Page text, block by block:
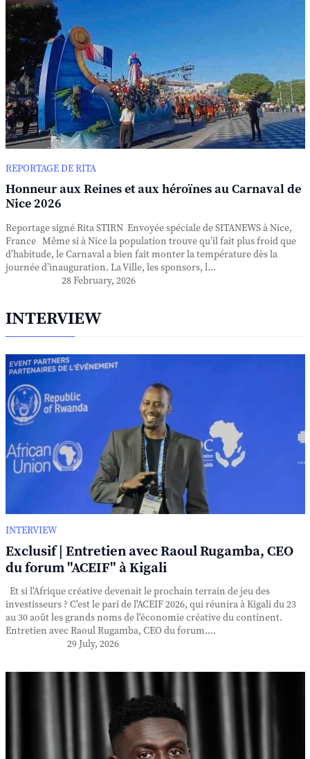
REPORTAGE DE RITA
Honneur aux Reines et aux héroïnes au Carnaval de
Nice 2026
Reportage signé Rita STIRN Envoyée spéciale de SITANEWS à Nice,
France Même si à Nice la population trouve qu’il fait plus froid que
d’habitude, le Carnaval a bien fait monter la température dès la
journée d’inauguration. La Ville, les sponsors, l...
28 February, 2026
INTERVIEW
INTERVIEW
Exclusif | Entretien avec Raoul Rugamba, CEO
du forum "ACEIF" à Kigali
Et si l'Afrique créative devenait le prochain terrain de jeu des
investisseurs ? C'est le pari de l'ACEIF 2026, qui réunira à Kigali du 23
au 30 août les grands noms de l'économie créative du continent.
Entretien avec Raoul Rugamba, CEO du forum....
29 July, 2026